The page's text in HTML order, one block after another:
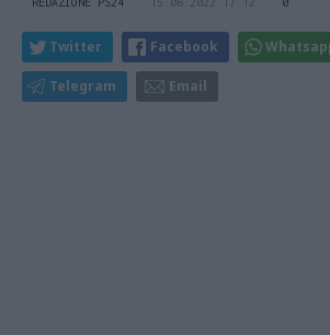
Twitter Facebook
Telegram Email